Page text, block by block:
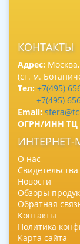
КОНТАКТЫ
Адрес:
(ст. м.
Тел: +7(495)
+7(495)
Email:
ОГРН/ИНН ТЦ
О нас
Новости
Обзоры
Обратная
Контакты
Политика
Карта сайта